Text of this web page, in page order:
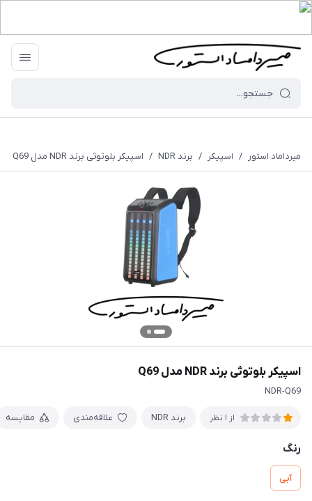
میرداماد استور / اسپیکر / برند NDR / اسپیکر بلوتوثی برند NDR مدل Q69
اسپیکر بلوتوثی برند NDR مدل Q69
NDR-Q69
از 1 نظر برند NDR علاقه‌مندی مقایسه
رنگ
آبی